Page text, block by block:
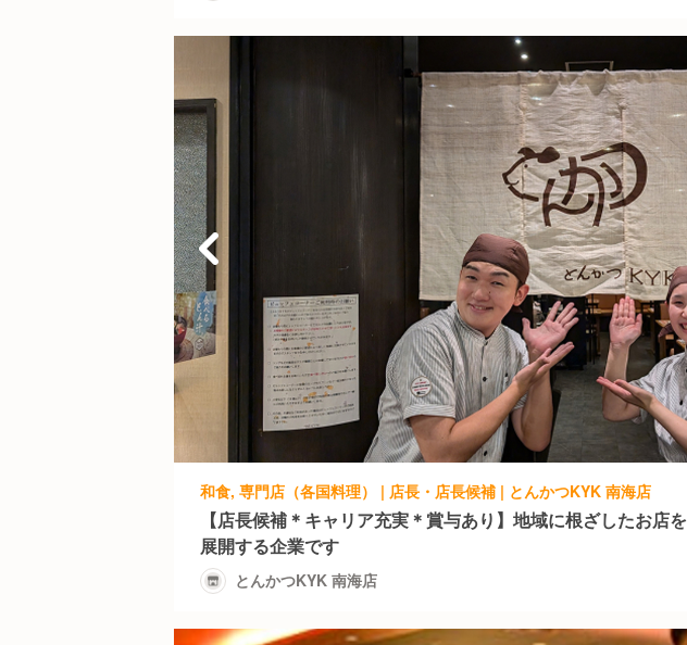
和食, 専門店（各国料理） | 店長・店長候補 | とんかつKYK 南海店
【店長候補＊キャリア充実＊賞与あり】地域に根ざしたお店を
展開する企業です
とんかつKYK 南海店